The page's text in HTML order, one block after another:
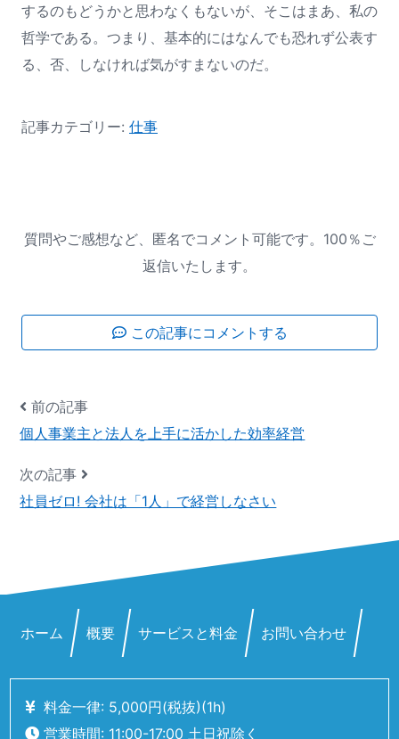
するのもどうかと思わなくもないが、そこはまあ、私の
哲学である。つまり、基本的にはなんでも恐れず公表す
る、否、しなければ気がすまないのだ。
記事カテゴリー: 仕事
質問やご感想など、匿名でコメント可能です。100％ご
返信いたします。
この記事にコメントする
前の記事
個人事業主と法人を上手に活かした効率経営
次の記事
社員ゼロ! 会社は「1人」で経営しなさい
ホーム 概要 サービスと料金 お問い合わせ
料金一律: 5,000円(税抜)(1h)
営業時間: 11:00-17:00 土日祝除く